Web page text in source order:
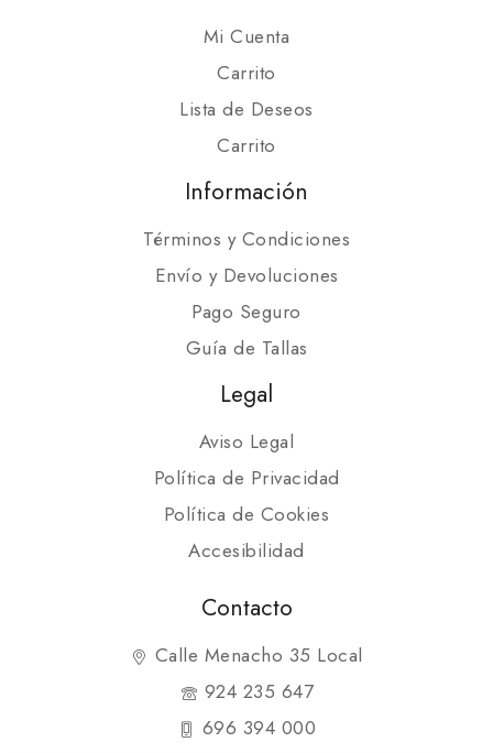
Mi Cuenta
Carrito
Lista de Deseos
Carrito
Información
Términos y Condiciones
Envío y Devoluciones
Pago Seguro
Guía de Tallas
Legal
Aviso Legal
Política de Privacidad
Política de Cookies
Accesibilidad
Contacto
Calle Menacho 35 Local
924 235 647
696 394 000